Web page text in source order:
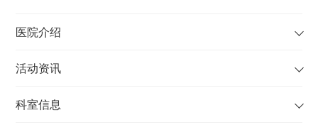
医院介绍
活动资讯
科室信息